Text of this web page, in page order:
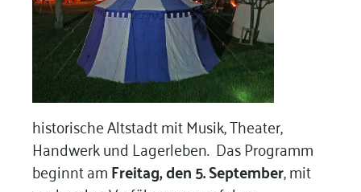
historische Altstadt mit Musik, Theater,
Handwerk und Lagerleben. Das Programm
beginnt amFreitag, den 5. September, mit